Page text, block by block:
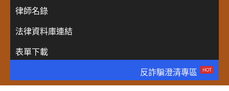
律師名錄
法律資料庫連結
表單下載
反詐騙澄清專區
HOT